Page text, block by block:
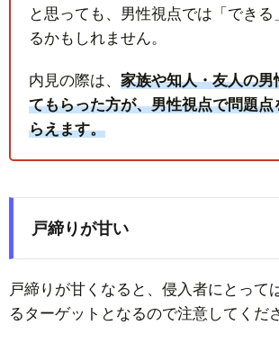
と思っても、男性視点では「できる
るかもしれません。
内見の際は、 家族や知人・友人の男
てもらった方が、男性視点で問題点
らえます。
戸締りが甘い
戸締りが甘くなると、侵入者にとって
るターゲットとなるので注意してくだ